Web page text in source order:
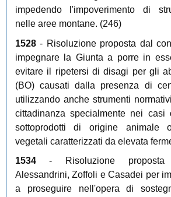
impedendo l'impoverimento di
nelle aree montane. (246)
1528- Risoluzione proposta dal
impegnare la Giunta a porre in
evitare il ripetersi di disagi per gli
(BO) causati dalla presenza di
utilizzando anche strumenti
cittadinanza specialmente nei casi
sottoprodotti di origine animale
vegetali caratterizzati da elevata
1534- Risoluzione proposta
Alessandrini, Zoffoli e Casadei per
a proseguire nell'opera di